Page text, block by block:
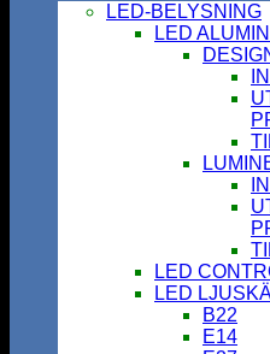
LED-BELYSNING
LED
LED
LED
B22
E14